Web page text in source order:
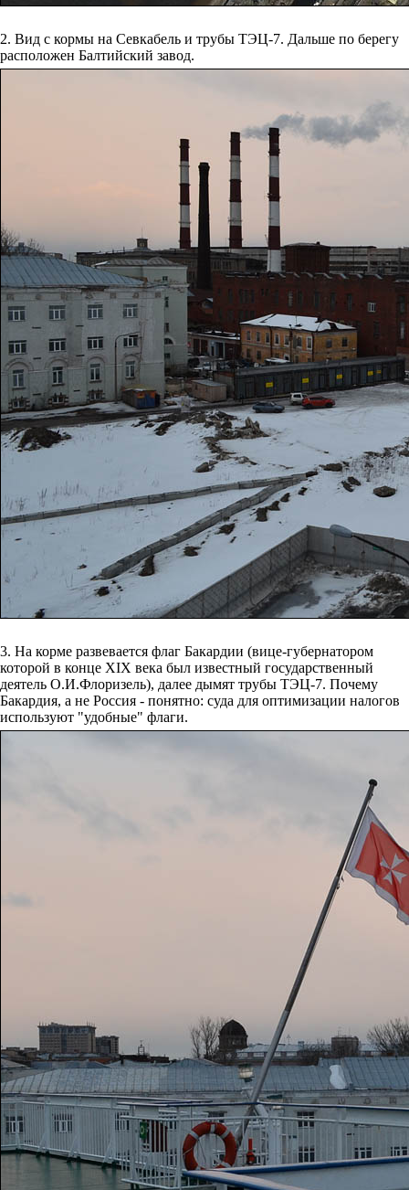
2. Вид с кормы на Севкабель и трубы ТЭЦ-7. Дальше по берегу
расположен Балтийский завод.
3. На корме развевается флаг Бакардии (вице-губернатором
которой в конце XIX века был известный государственный
деятель О.И.Флоризель), далее дымят трубы ТЭЦ-7. Почему
Бакардия, а не Россия - понятно: суда для оптимизации налогов
используют "удобные" флаги.